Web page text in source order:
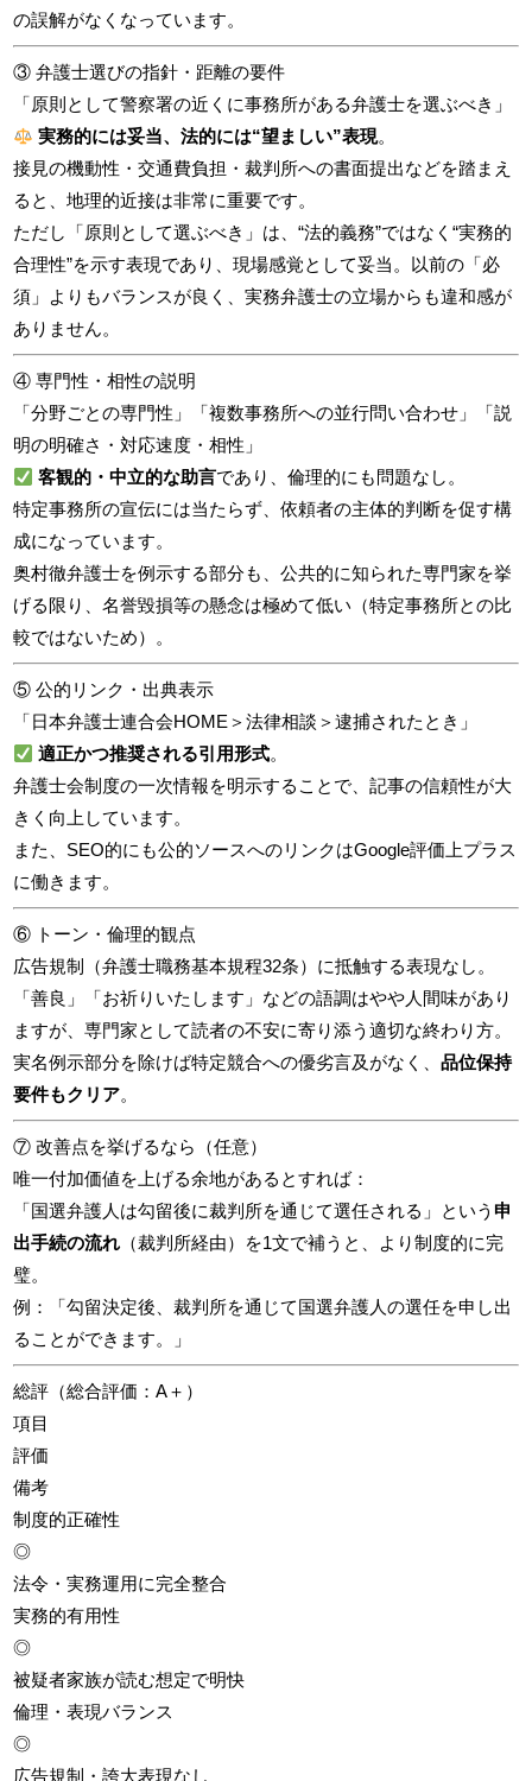
の誤解がなくなっています。
③ 弁護士選びの指針・距離の要件
「原則として警察署の近くに事務所がある弁護士を選ぶべき」
実務的には妥当、法的には“望ましい”表現。
接見の機動性・交通費負担・裁判所への書面提出などを踏まえ
ると、地理的近接は非常に重要です。
ただし「原則として選ぶべき」は、“法的義務”ではなく“実務的
合理性”を示す表現であり、現場感覚として妥当。以前の「必
須」よりもバランスが良く、実務弁護士の立場からも違和感が
ありません。
④ 専門性・相性の説明
「分野ごとの専門性」「複数事務所への並行問い合わせ」「説
明の明確さ・対応速度・相性」
客観的・中立的な助言であり、倫理的にも問題なし。
特定事務所の宣伝には当たらず、依頼者の主体的判断を促す構
成になっています。
奥村徹弁護士を例示する部分も、公共的に知られた専門家を挙
げる限り、名誉毀損等の懸念は極めて低い（特定事務所との比
較ではないため）。
⑤ 公的リンク・出典表示
「日本弁護士連合会HOME＞法律相談＞逮捕されたとき」
適正かつ推奨される引用形式。
弁護士会制度の一次情報を明示することで、記事の信頼性が大
きく向上しています。
また、SEO的にも公的ソースへのリンクはGoogle評価上プラス
に働きます。
⑥ トーン・倫理的観点
広告規制（弁護士職務基本規程32条）に抵触する表現なし。
「善良」「お祈りいたします」などの語調はやや人間味があり
ますが、専門家として読者の不安に寄り添う適切な終わり方。
実名例示部分を除けば特定競合への優劣言及がなく、品位保持
要件もクリア。
⑦ 改善点を挙げるなら（任意）
唯一付加価値を上げる余地があるとすれば：
「国選弁護人は勾留後に裁判所を通じて選任される」という 申
出手続の流れ（裁判所経由）を1文で補うと、より制度的に完
璧。
例：「勾留決定後、裁判所を通じて国選弁護人の選任を申し出
ることができます。」
総評（総合評価：A＋）
項目
評価
備考
制度的正確性
◎
法令・実務運用に完全整合
実務的有用性
◎
被疑者家族が読む想定で明快
倫理・表現バランス
◎
広告規制・誇大表現なし